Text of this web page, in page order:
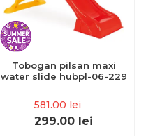
Tobogan pilsan maxi
water slide hubpl-06-229
581.00 lei
299.00 lei